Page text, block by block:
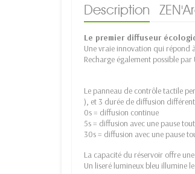
Description
Le premier diffuseur
Une vraie innovation qui répond
Recharge également possible
Le panneau de contrôle tactile
), et 3 durée de diffusion
0s = diffusion continue
5s = diffusion avec une pause
30s = diffusion avec une pause
La capacité du réservoir offre
Un liseré lumineux bleu illumine